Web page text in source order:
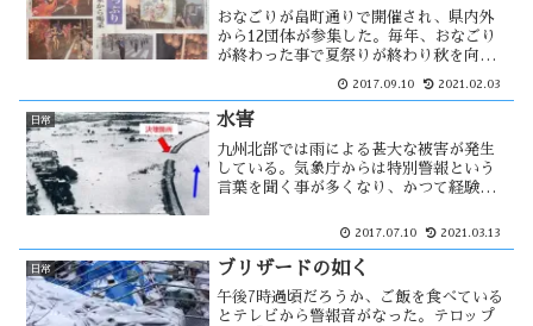
おなごりが畠町通りで開催され、県内外
から12団体が参集した。毎年、おなごり
が終わった事で夏祭りが終わり秋を向か
空の不夜城が参加していない。畠町通り
には電線があるので運行が出来ないため
です。その打開策を考えてみた・・
2017.09.10 2021.02.03
日常 水害
九州北部では雨による甚大な被害が発生
している。気象庁からは特別警報という
言葉を聞く事が多くなり、かつて経験の
様になった。連続して積乱雲が発生し
バックビルディング現象。地球温暖化？
2017.07.10 2021.03.13
日常 ブリザードの如く
午後7時過頃だろうか、ご飯を食べている
とテレビから警報音がなった。テロップ